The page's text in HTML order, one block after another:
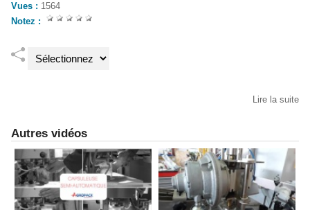
Vues : 1564
Notez :
Lire la suite
Autres vidéos